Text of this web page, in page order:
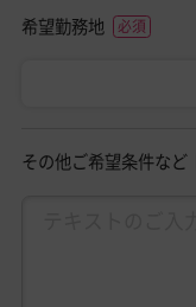
希望勤務地
その他ご希望条件など